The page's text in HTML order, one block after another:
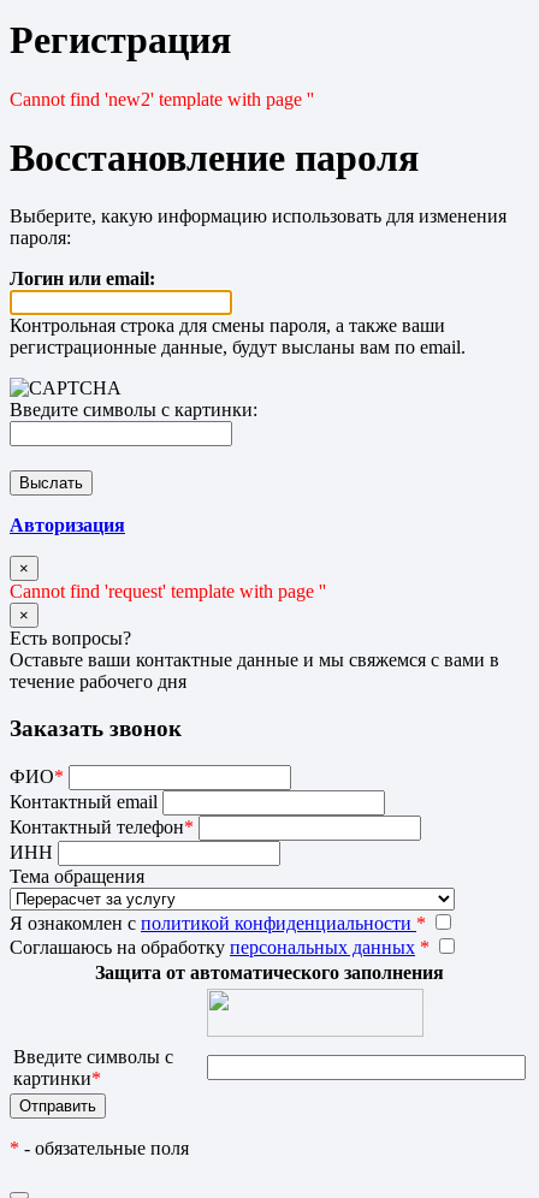
Регистрация
Cannot find 'new2' template with page ''
Восстановление пароля
Выберите, какую информацию использовать для изменения
пароля:
Логин или email:
Контрольная строка для смены пароля, а также ваши
регистрационные данные, будут высланы вам по email.
Введите символы с картинки:
Авторизация
×
Cannot find 'request' template with page ''
×
Есть вопросы?
Оставьте ваши контактные данные и мы свяжемся с вами в
течение рабочего дня
Заказать звонок
ФИО*
Контактный email
Контактный телефон*
ИНН
Тема обращения
Я ознакомлен с политикой конфиденциальности *
Соглашаюсь на обработку персональных данных *
Защита от автоматического заполнения
Введите символы с
картинки*
* - обязательные поля